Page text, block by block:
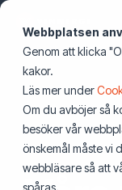
Webbplatsen
Genom att klicka
kakor.
Läs mer under
Om du avböjer så
besöker vår
önskemål måste vi
webbläsare så att
spåras.
Hoppa
över
första
innehållet
Telekom
Stadsnät
Nyheter
Nyheter & Insikter
Uppdrag och
Nyheter & blogg
Webinars